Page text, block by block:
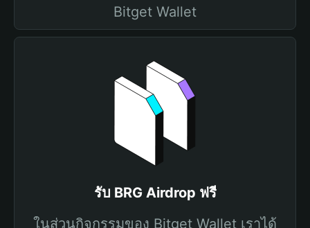
Bitget Wallet
รับ BRG Airdrop ฟรี
ในส่วนกิจกรรมของ Bitget Wallet เราได้